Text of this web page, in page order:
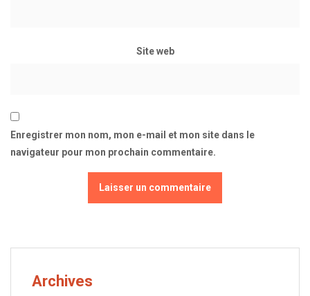
Site web
Enregistrer mon nom, mon e-mail et mon site dans le
navigateur pour mon prochain commentaire.
Archives